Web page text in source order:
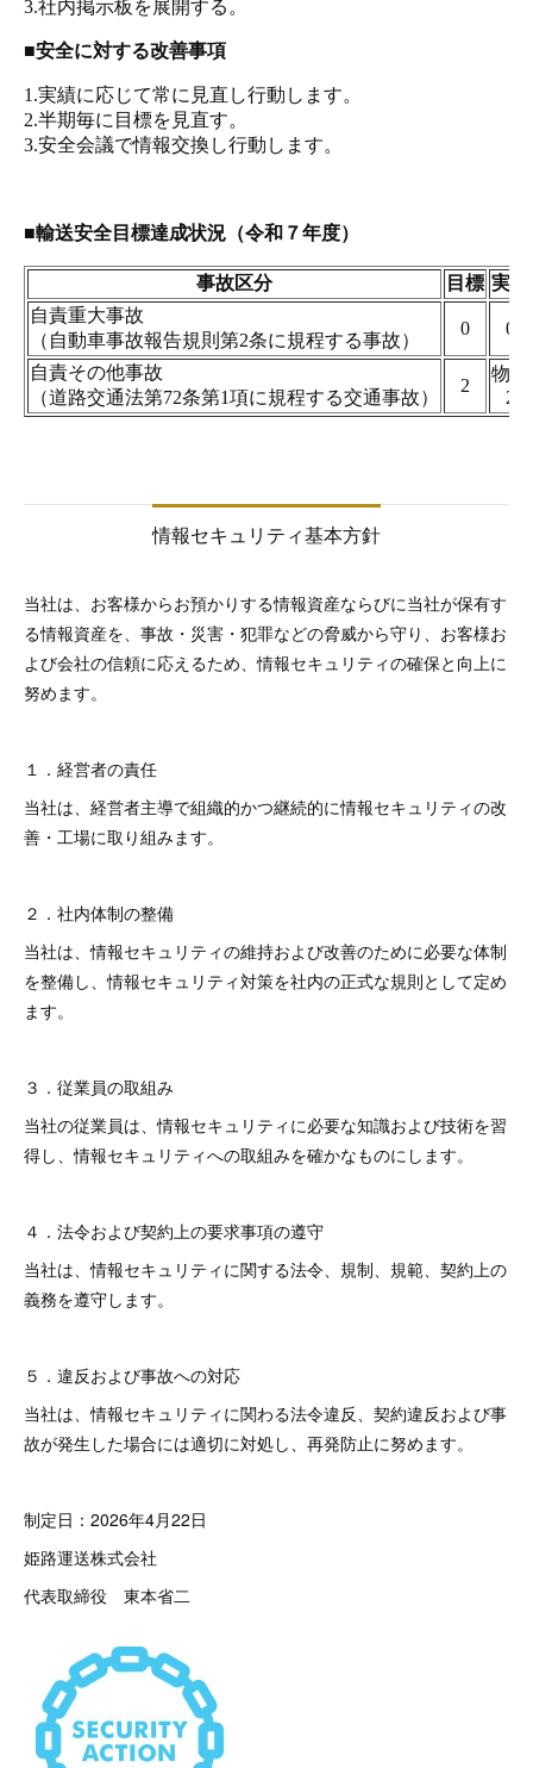
情報セキュリティ基本方針
当社は、お客様からお預かりする情報資産ならびに当社が保有す
る情報資産を、事故・災害・犯罪などの脅威から守り、お客様お
よび会社の信頼に応えるため、情報セキュリティの確保と向上に
努めます。
１．経営者の責任
当社は、経営者主導で組織的かつ継続的に情報セキュリティの改
善・工場に取り組みます。
２．社内体制の整備
当社は、情報セキュリティの維持および改善のために必要な体制
を整備し、情報セキュリティ対策を社内の正式な規則として定め
ます。
３．従業員の取組み
当社の従業員は、情報セキュリティに必要な知識および技術を習
得し、情報セキュリティへの取組みを確かなものにします。
４．法令および契約上の要求事項の遵守
当社は、情報セキュリティに関する法令、規制、規範、契約上の
義務を遵守します。
５．違反および事故への対応
当社は、情報セキュリティに関わる法令違反、契約違反および事
故が発生した場合には適切に対処し、再発防止に努めます。
制定日：2026年4月22日
姫路運送株式会社
代表取締役 東本省二